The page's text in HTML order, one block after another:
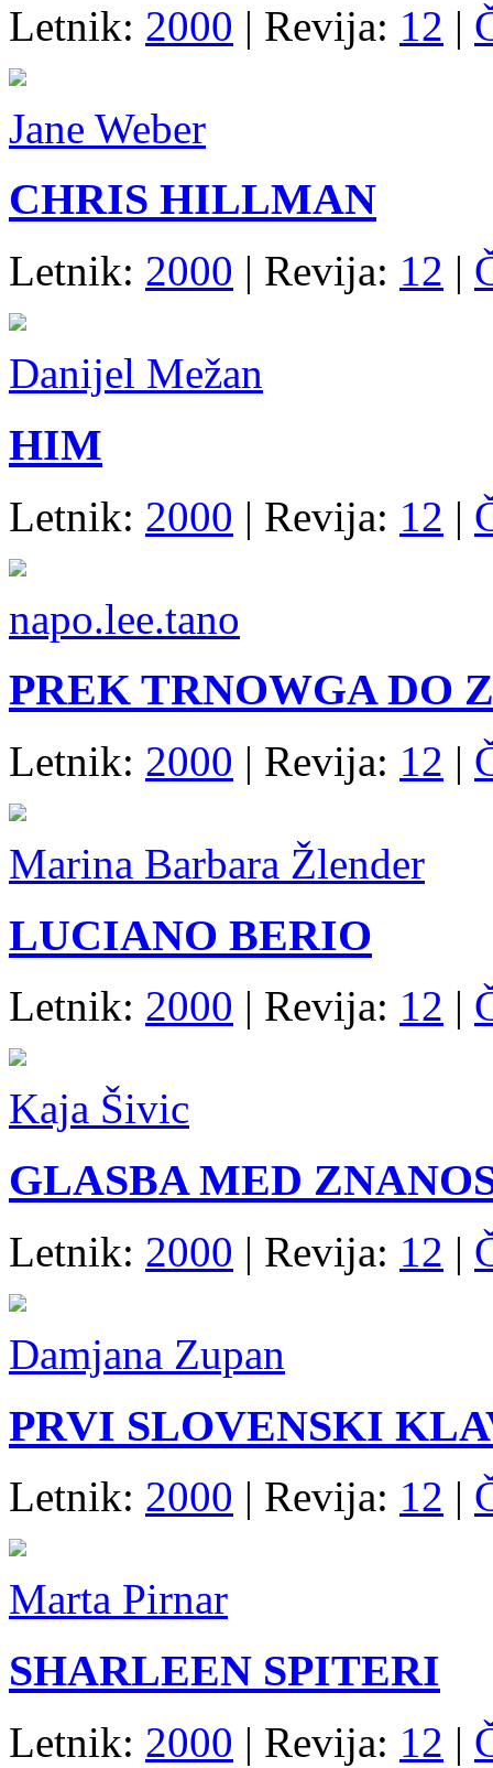
Letnik: 2000 | Revija: 12 |
Jane Weber
CHRIS HILLMAN
Letnik: 2000 | Revija: 12 |
Danijel Mežan
HIM
Letnik: 2000 | Revija: 12 |
napo.lee.tano
PREK TRNOWGA DO
Letnik: 2000 | Revija: 12 |
Marina Barbara Žlender
LUCIANO BERIO
Letnik: 2000 | Revija: 12 |
Kaja Šivic
GLASBA MED
Letnik: 2000 | Revija: 12 |
Damjana Zupan
PRVI SLOVENSKI
Letnik: 2000 | Revija: 12 |
Marta Pirnar
SHARLEEN SPITERI
Letnik: 2000 | Revija: 12 |